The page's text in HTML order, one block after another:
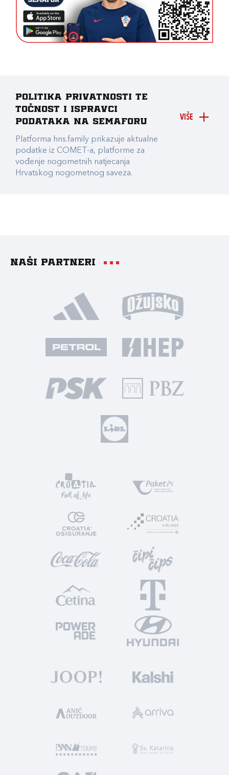
VIŠE
Politika privatnosti te
točnost i ispravci
podataka na Semaforu
Platforma hns.family prikazuje aktualne
podatke iz COMET-a, platforme za
vođenje nogometnih natjecanja
Hrvatskog nogometnog saveza.
Naši partneri